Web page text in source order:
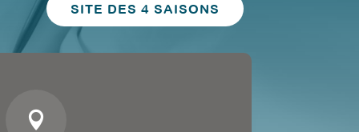
SITE DES 4 SAISONS
